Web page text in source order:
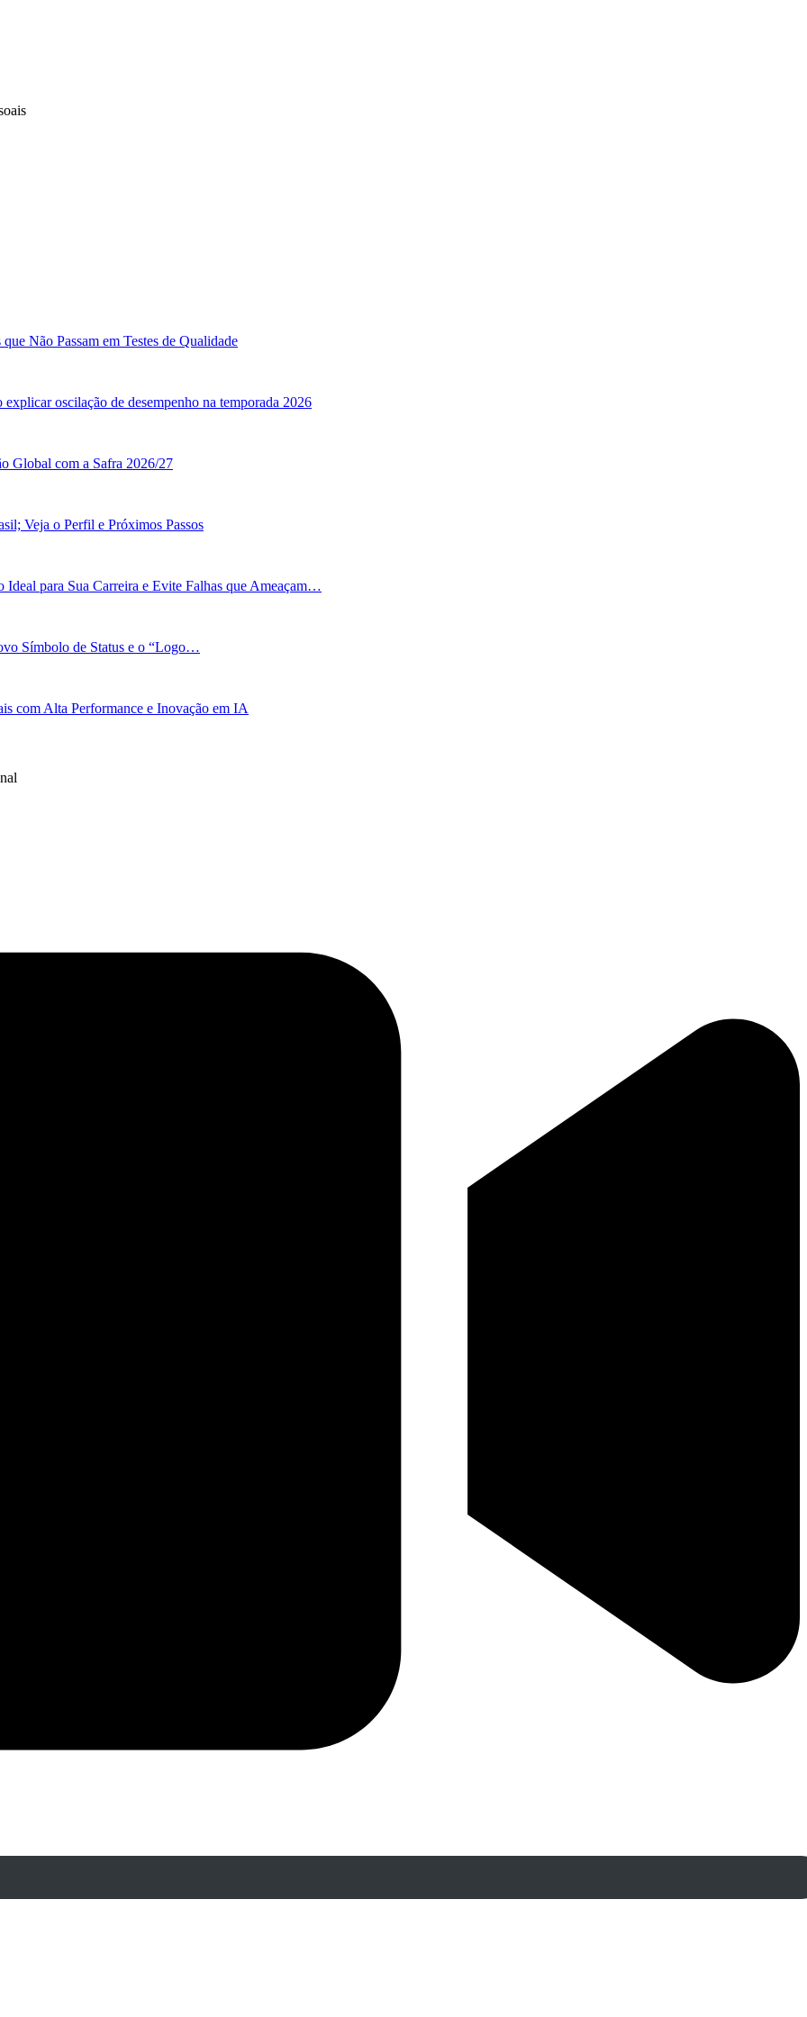
Não Passam em Testes de Qualidade
oscilação de desempenho na temporada 2026
Global com a Safra 2026/27
Veja o Perfil e Próximos Passos
para Sua Carreira e Evite Falhas que Ameaçam…
Símbolo de Status e o “Logo…
com Alta Performance e Inovação em IA